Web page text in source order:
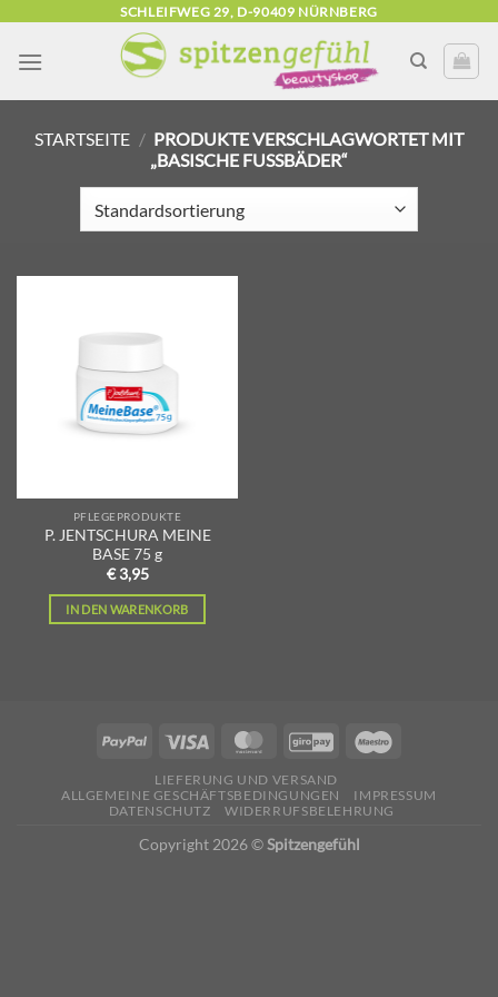
springen
SCHLEIFWEG 29, D-90409 NÜRNBERG
STARTSEITE / PRODUKTE VERSCHLAGWORTET MIT
„BASISCHE FUSSBÄDER“
hinzufügen
PFLEGEPRODUKTE
P. JENTSCHURA MEINE
BASE 75 g
€ 3,95
IN DEN WARENKORB
LIEFERUNG UND VERSAND
ALLGEMEINE GESCHÄFTSBEDINGUNGEN
IMPRESSUM
DATENSCHUTZ
WIDERRUFSBELEHRUNG
Copyright 2026 ©Spitzengefühl